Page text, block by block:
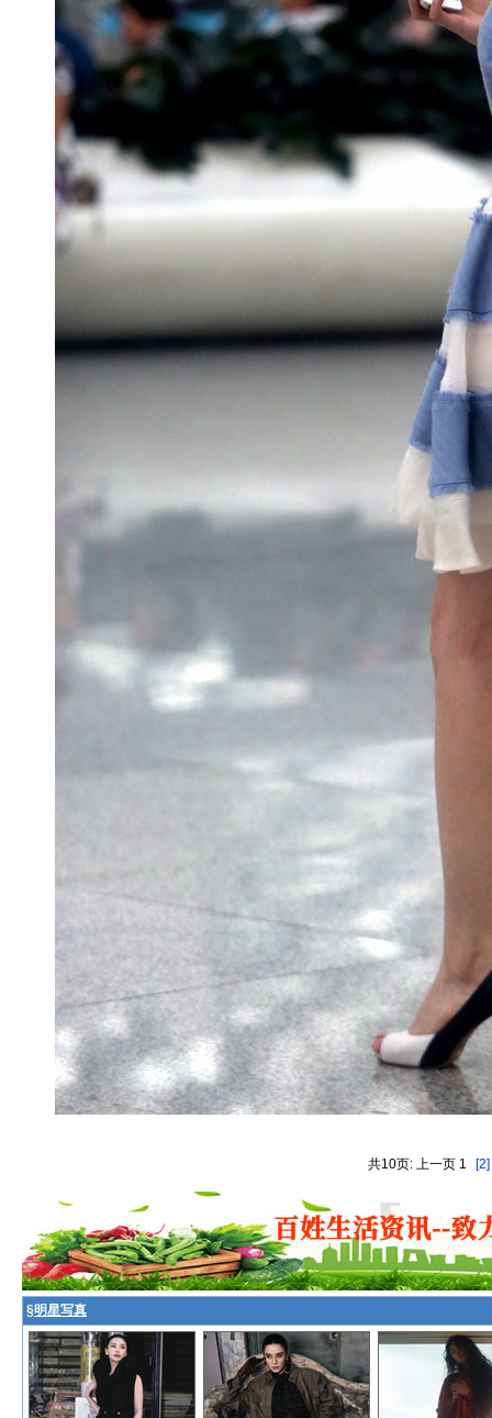
共10页: 上一页 1 [2]
§明星写真